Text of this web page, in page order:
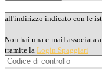
all'indirizzo indicato con le
Non hai una e-mail associata
tramite la Login Spaggiari